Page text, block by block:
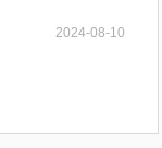
2024-08-10